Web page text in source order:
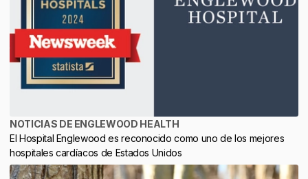
NOTICIAS DE ENGLEWOOD HEALTH
El Hospital Englewood es reconocido como uno de los mejores
hospitales cardíacos de Estados Unidos